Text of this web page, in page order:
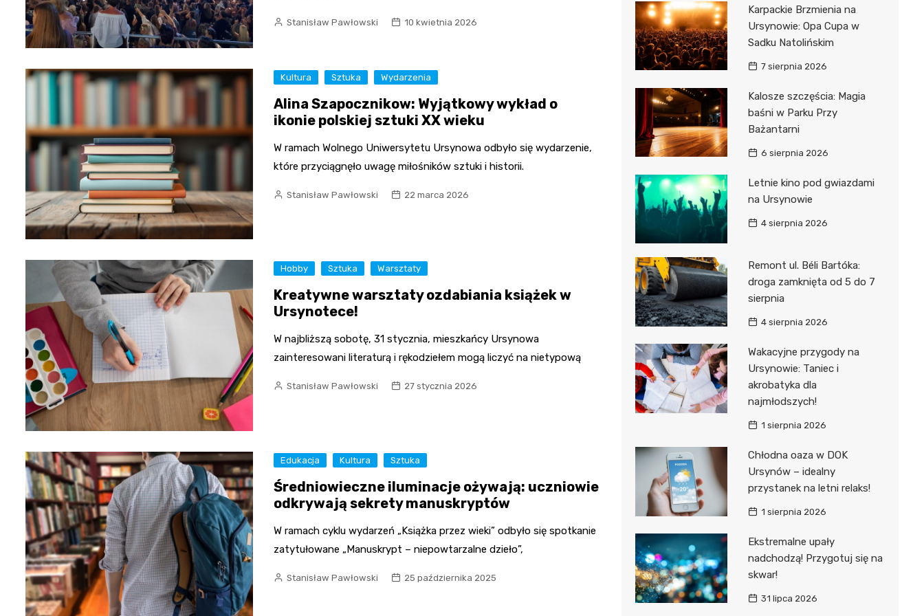
Kosmetyczka
Stanisław Pawłowski 10 kwietnia 2026
Kultura Sztuka Wydarzenia
Alina Szapocznikow: Wyjątkowy wykład o
ikonie polskiej sztuki XX wieku
W ramach Wolnego Uniwersytetu Ursynowa odbyło się wydarzenie,
które przyciągnęło uwagę miłośników sztuki i historii.
Stanisław Pawłowski 22 marca 2026
Hobby Sztuka Warsztaty
Kreatywne warsztaty ozdabiania książek w
Ursynotece!
W najbliższą sobotę, 31 stycznia, mieszkańcy Ursynowa
zainteresowani literaturą i rękodziełem mogą liczyć na nietypową
Stanisław Pawłowski 27 stycznia 2026
Edukacja Kultura Sztuka
Średniowieczne iluminacje ożywają: uczniowie
odkrywają sekrety manuskryptów
W ramach cyklu wydarzeń „Książka przez wieki” odbyło się spotkanie
zatytułowane „Manuskrypt – niepowtarzalne dzieło”,
Stanisław Pawłowski 25 października 2025
Karpackie Brzmienia na
Ursynowie: Opa Cupa w
Sadku Natolińskim
7 sierpnia 2026
Kalosze szczęścia: Magia
baśni w Parku Przy
Bażantarni
6 sierpnia 2026
Letnie kino pod gwiazdami
na Ursynowie
4 sierpnia 2026
Remont ul. Béli Bartóka:
droga zamknięta od 5 do 7
sierpnia
4 sierpnia 2026
Wakacyjne przygody na
Ursynowie: Taniec i
akrobatyka dla
najmłodszych!
1 sierpnia 2026
Chłodna oaza w DOK
Ursynów – idealny
przystanek na letni relaks!
1 sierpnia 2026
Ekstremalne upały
nadchodzą! Przygotuj się na
skwar!
31 lipca 2026